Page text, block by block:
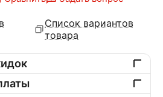
Список вариантов
товара